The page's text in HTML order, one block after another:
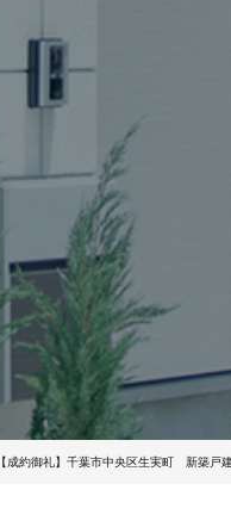
【成約御礼】千葉市中央区生実町 新築戸